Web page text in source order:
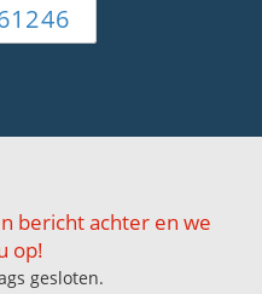
bericht achter en we
op!
gesloten.